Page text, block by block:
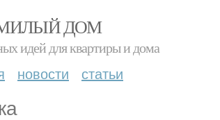
ДОМ
идей для квартиры и дома
новости статьи